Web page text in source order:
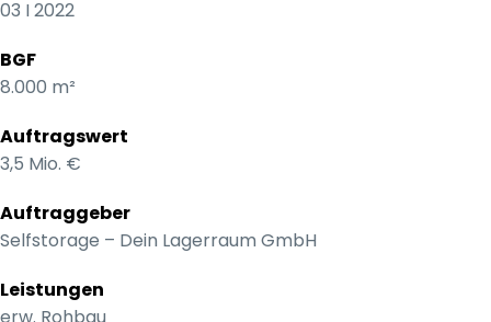
03 I 2022
BGF
8.000 m²
Auftragswert
3,5 Mio. €
Auftraggeber
Selfstorage – Dein Lagerraum GmbH
Leistungen